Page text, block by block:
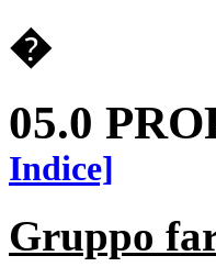
�
05.0
Indice]
Gruppo